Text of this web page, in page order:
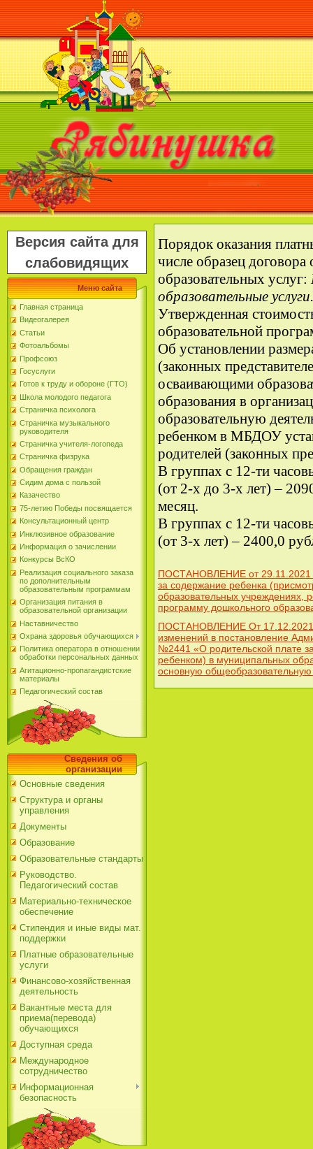
Версия сайта для
слабовидящих
Меню сайта
Главная страница
Видеогалерея
Статьи
Фотоальбомы
Профсоюз
Госуслуги
Готов к труду и обороне (ГТО)
Школа молодого педагога
Страничка психолога
Страничка музыкального
руководителя
Страничка учителя-логопеда
Страничка физрука
Обращения граждан
Сидим дома с пользой
Казачество
75-летию Победы посвящается
Консультационный центр
Инклюзивное образование
Информация о зачислении
Конкурсы ВсКО
Реализация социального заказа
по дополнительным
образовательным программам
Организация питания в
образовательной организации
Наставничество
Охрана здоровья обучающихся
Политика оператора в отношении
обработки персональных данных
Агитационно-пропагандистские
материалы
Педагогический состав
Сведения об
организации
Основные сведения
Структура и органы
управления
Документы
Образование
Образовательные стандарты
Руководство.
Педагогический состав
Материально-техническое
обеспечение
Стипендия и иные виды мат.
поддержки
Платные образовательные
услуги
Финансово-хозяйственная
деятельность
Вакантные места для
приема(перевода)
обучающихся
Доступная среда
Международное
сотрудничество
Информационная
безопасность
Порядок оказания
числе образец
образовательных услуг:
образовательные услуги.
Утвержденная
образовательной
Об установлении
(законных
осваивающими
образования в
образовательную
ребенком в МБДОУ
родителей (законных
В группах с 12-ти
(от 2-х до 3-х лет) –
месяц.
В группах с 12-ти
(от 3-х лет) – 2400,0
ПОСТАНОВЛЕНИЕ от 29.11.2021
за содержание ребенка
образовательных учреждениях,
программу дошкольного
ПОСТАНОВЛЕНИЕ От 17.12.2021
изменений в постановление
№2441 «О родительской плате
ребенком) в муниципальных
основную